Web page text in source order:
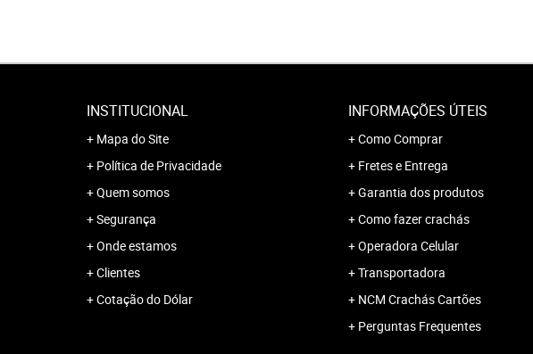
INSTITUCIONAL
Mapa do Site
Política de Privacidade
Quem somos
Segurança
Onde estamos
Clientes
Cotação do Dólar
INFORMAÇÕES ÚTEIS
Como Comprar
Fretes e Entrega
Garantia dos produtos
Como fazer crachás
Operadora Celular
Transportadora
NCM Crachás Cartões
Perguntas Frequentes